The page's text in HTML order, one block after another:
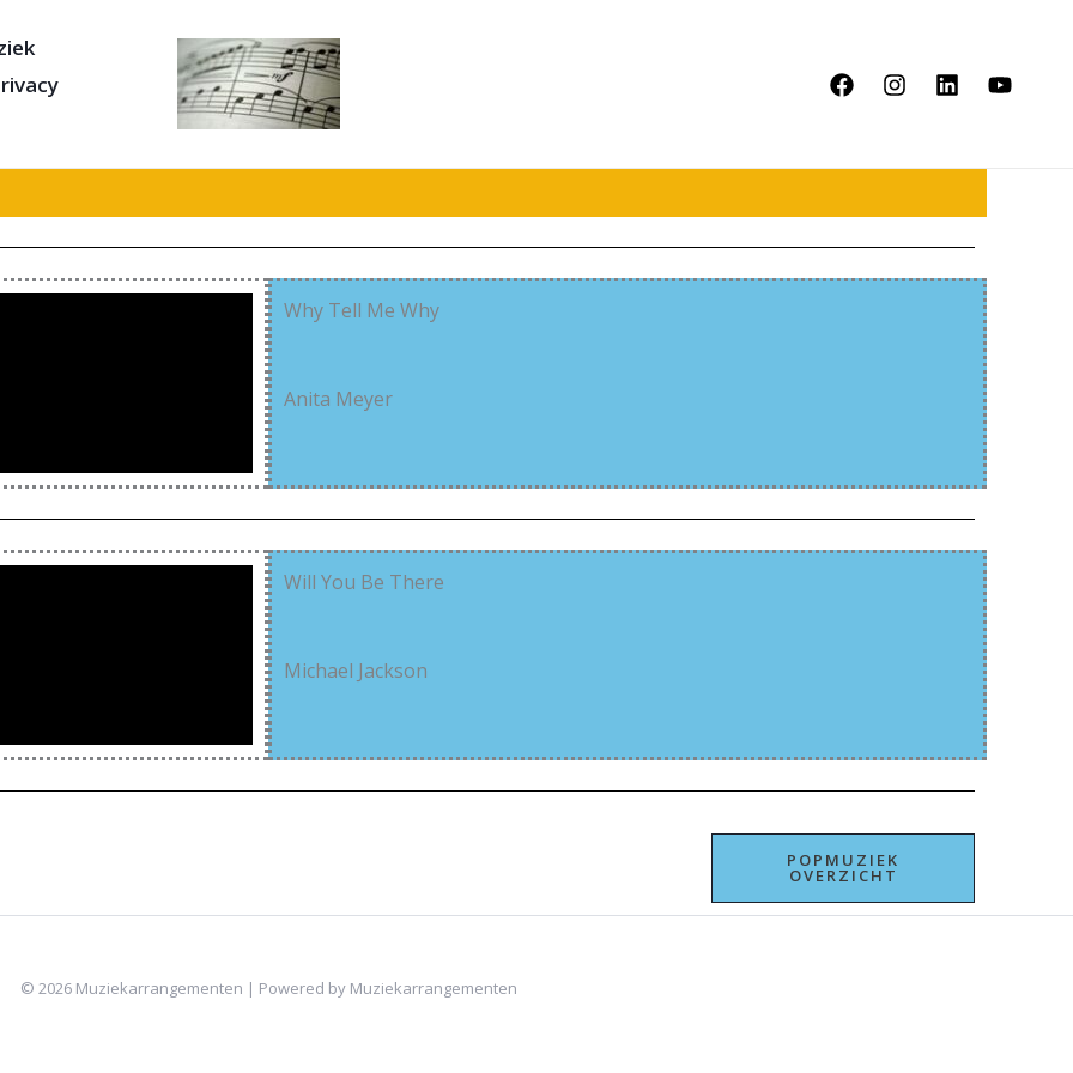
Why Tell Me Why
Anita Meyer
Will You Be There
Michael Jackson
POPMUZIEK
OVERZICHT
© 2026 Muziekarrangementen | Powered by Muziekarrangementen